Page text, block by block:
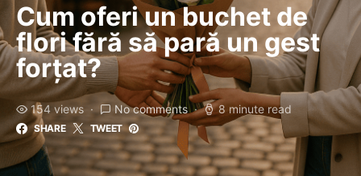
Cum oferi un buchet de
flori fără să pară un gest
forțat?
154 views No comments 8 minute read
SHARE TWEET